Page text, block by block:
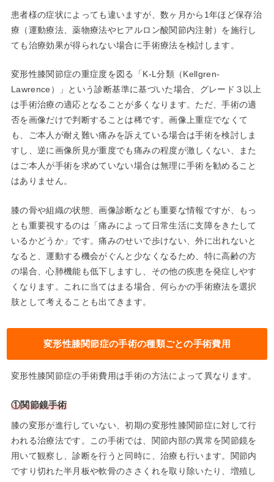
患者様の症状によっても違いますが、数ヶ月から1年ほど保存治
療（運動療法、薬物療法やヒアルロン酸関節内注射）を施行し
ても治療効果が得られない場合に手術療法を検討します。
変形性膝関節症の重症度を図る「K-L分類（Kellgren-
Lawrence）」という診断基準に基づいた場合、グレード３以上
は手術治療の適応となることが多くなります。ただ、手術の適
否を画像だけで判断することは稀です。画像上重症でなくて
も、ご本人が耐え難い痛みを訴えている場合は手術を検討しま
すし、逆に画像所見が重度でも痛みの程度が激しくない、また
はご本人が手術を求めていない場合は無理に手術を勧めること
はありません。
膝の骨や組織の状態、画像診断なども重要な情報ですが、もっ
とも重要視するのは「痛みによって日常生活に支障をきたして
いるかどうか」です。痛みのせいで歩けない、外に出れないと
なると、運動する機会がぐんと少なくなるため、特に高齢の方
の場合、心肺機能も低下しますし、その他の疾患を発症しやす
くなります。これに当てはまる場合、何らかの手術療法を選択
肢として考えることも出てきます。
変形性膝関節症の手術の種類ごとの手術費用
変形性膝関節症の手術費用は手術の方法によって異なります。
①関節鏡手術
膝の変形が進行していない、初期の変形性膝関節症に対して行
われる治療法です。この手術では、関節内部の異常を関節鏡を
用いて観察し、診断を行うと同時に、治療も行います。関節内
ですり切れた半月板や軟骨のささくれを取り除いたり、増殖し